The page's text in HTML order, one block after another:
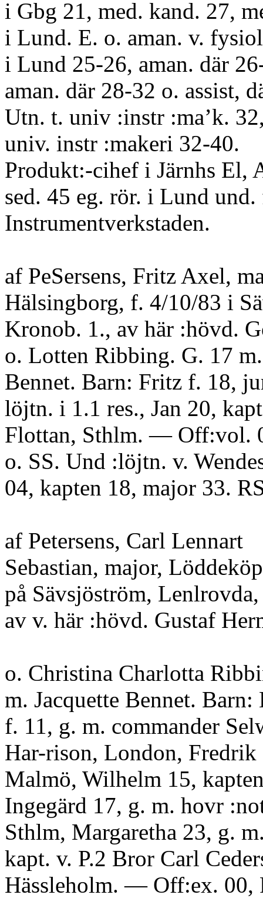
i Gbg 21, med. kand. 27,
i Lund. E. o. aman. v.
i Lund 25-26, aman. där
aman. där 28-32 o. assist,
Utn. t. univ :instr :ma’k.
univ. instr :makeri 32-40.
Produkt:-cihef i Järnhs El,
sed. 45 eg. rör. i Lund
Instrumentverkstaden.
af PeSersens, Fritz Axel,
Hälsingborg, f. 4/10/83 i
Kronob. 1., av här :hövd.
o. Lotten Ribbing. G. 17
Bennet. Barn: Fritz f. 18,
löjtn. i 1.1 res., Jan 20,
Flottan, Sthlm. — Off:vol.
o. SS. Und :löjtn. v.
04, kapten 18, major 33.
af Petersens, Carl Lennart
Sebastian, major,
på Sävsjöström,
av v. här :hövd. Gustaf
o. Christina Charlotta
m. Jacquette Bennet. Barn:
f. 11, g. m. commander
Har-rison, London, Fredrik
Malmö, Wilhelm 15,
Ingegärd 17, g. m. hovr
Sthlm, Margaretha 23, g.
kapt. v. P.2 Bror Carl
Hässleholm. — Off:ex. 00,